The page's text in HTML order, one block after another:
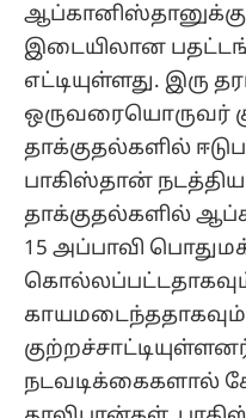
இடையிலான
எட்டியுள்ளது. இரு
ஒருவரையொருவர்
தாக்குதல்களில்
பாகிஸ்தான்
தாக்குதல்களில்
15 அப்பாவி
நடவடிக்கைகளால்